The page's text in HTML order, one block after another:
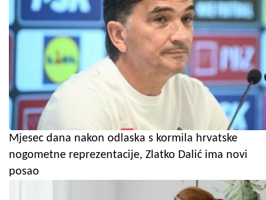
Mjesec dana nakon odlaska s kormila hrvatske
nogometne reprezentacije, Zlatko Dalić ima novi
posao